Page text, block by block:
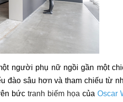
người phụ nữ ngồi gần một
đào sâu hơn và tham chiếu từ
bứctranh biếm họa của Oscar